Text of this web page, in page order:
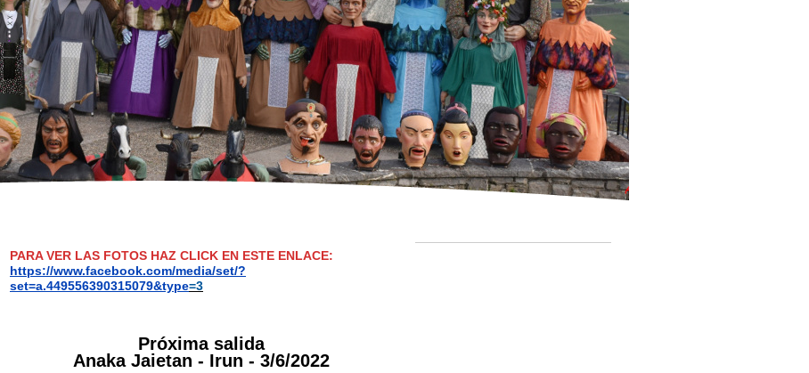
PARA VER LAS FOTOS HAZ CLICK EN ESTE ENLACE:
https://www.facebook.com/media/set/?
set=a.449556390315079&type=3
Próxima salida
Anaka Jaietan - Irun - 3/6/2022